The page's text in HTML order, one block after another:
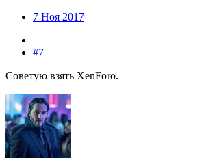
7 Ноя 2017
#7
Советую взять XenForo.